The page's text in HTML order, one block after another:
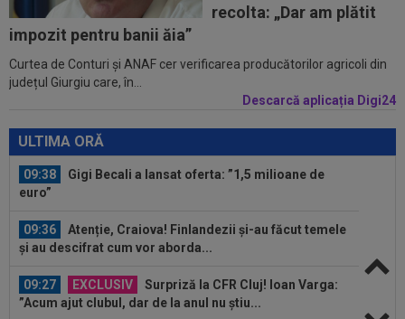
recolta: „Dar am plătit
impozit pentru banii ăia”
Curtea de Conturi și ANAF cer verificarea producătorilor agricoli din
județul Giurgiu care, în...
Descarcă aplicația Digi24
ULTIMA ORĂ
09:16
Prins în fapt! Oamenii legii au deschis
portbagajul unui taximetrist din...
09:53
A venit anunțul cel mare: Vinicius Junior a spus
"DA" și semnează!
Gaziantep
09:38
Gigi Becali a lansat oferta: ”1,5 milioane de
euro”
09:36
Atenție, Craiova! Finlandezii și-au făcut temele
și au descifrat cum vor aborda...
09:27 EXCLUSIV
Surpriză la CFR Cluj! Ioan Varga:
”Acum ajut clubul, dar de la anul nu știu...